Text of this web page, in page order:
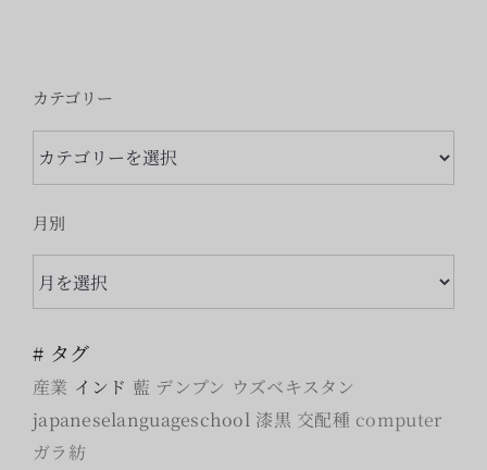
カテゴリー
カ
テ
ゴ
ー
月別
月
別
# タグ
産業 インド 藍 デンプン ウズベキスタン
japaneselanguageschool 漆黒 交配種 computer
ガラ紡